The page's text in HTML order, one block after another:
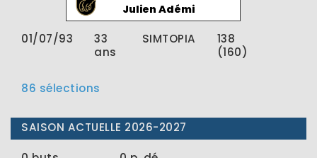
Julien Adémi
01/07/93
33
ans
SIMTOPIA
138
(160)
86 sélections
SAISON ACTUELLE 2026-2027